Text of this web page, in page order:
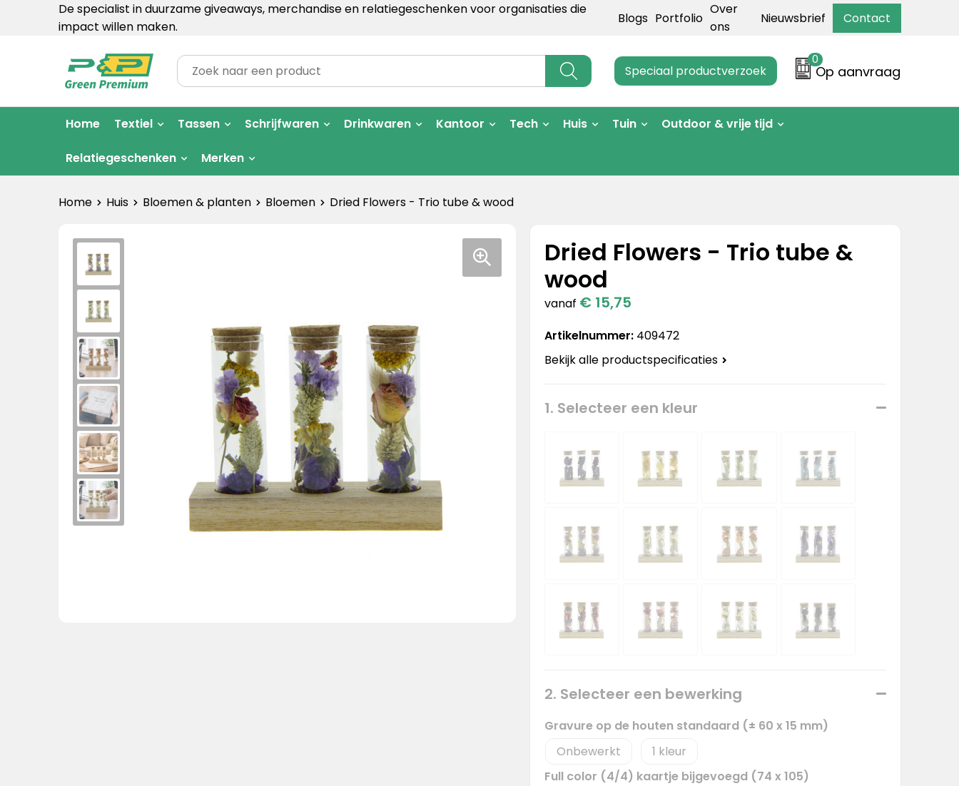
De specialist in duurzame giveaways, merchandise en relatiegeschenken voor organisaties die
impact willen maken.
Blogs Portfolio
Over
ons
Nieuwsbrief Contact
Speciaal productverzoek
0
Op aanvraag
Home Textiel Tassen Schrijfwaren Drinkwaren Kantoor Tech Huis Tuin Outdoor & vrije tijd
Relatiegeschenken Merken
Home Huis Bloemen & planten Bloemen Dried Flowers - Trio tube & wood
Dried Flowers - Trio tube &
wood
vanaf € 15,75
Artikelnummer: 409472
Bekijk alle productspecificaties
1. Selecteer een kleur
2. Selecteer een bewerking
Gravure op de houten standaard (± 60 x 15 mm)
Onbewerkt
1
Full color (4/4) kaartje bijgevoegd (74 x 105)